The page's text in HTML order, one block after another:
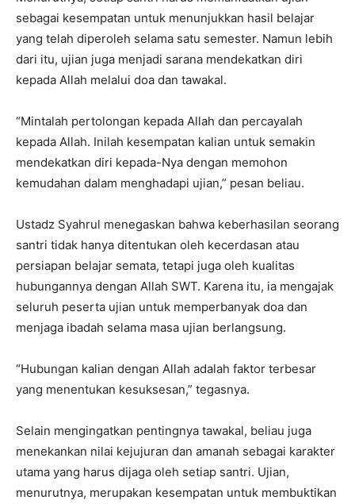
sebagai kesempatan untuk menunjukkan hasil belajar
yang telah diperoleh selama satu semester. Namun lebih
dari itu, ujian juga menjadi sarana mendekatkan diri
kepada Allah melalui doa dan tawakal.
“Mintalah pertolongan kepada Allah dan percayalah
kepada Allah. Inilah kesempatan kalian untuk semakin
mendekatkan diri kepada-Nya dengan memohon
kemudahan dalam menghadapi ujian,” pesan beliau.
Ustadz Syahrul menegaskan bahwa keberhasilan seorang
santri tidak hanya ditentukan oleh kecerdasan atau
persiapan belajar semata, tetapi juga oleh kualitas
hubungannya dengan Allah SWT. Karena itu, ia mengajak
seluruh peserta ujian untuk memperbanyak doa dan
menjaga ibadah selama masa ujian berlangsung.
“Hubungan kalian dengan Allah adalah faktor terbesar
yang menentukan kesuksesan,” tegasnya.
Selain mengingatkan pentingnya tawakal, beliau juga
menekankan nilai kejujuran dan amanah sebagai karakter
utama yang harus dijaga oleh setiap santri. Ujian,
menurutnya, merupakan kesempatan untuk membuktikan